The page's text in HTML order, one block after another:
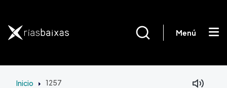
Menú
Inicio 1257